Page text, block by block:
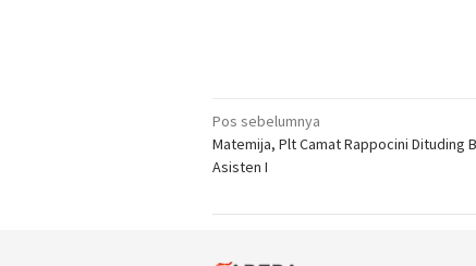
Navigasi
pos
Pos sebelumnya
Matemija, Plt Camat Rappocini Dituding
Asisten I